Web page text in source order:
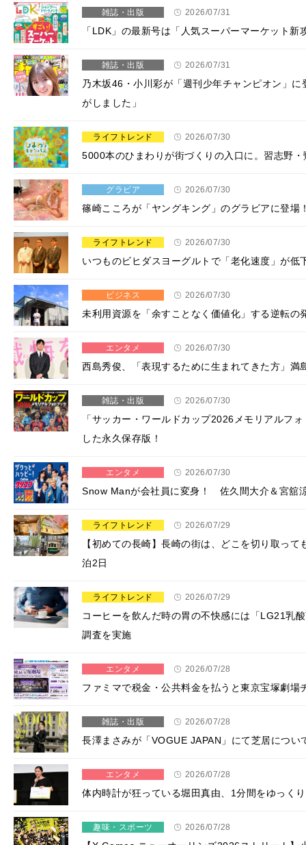
雑誌・出版 2026/07/31
「LDK」の最新号は「人気スーパーマーケット
雑誌・出版 2026/07/31
乃木坂46・小川彩が「週刊少年チャンピオン」
がしました」
ライフトレンド 2026/07/30
5000本のひまわりが街づくりの入口に。習志野
グラビア 2026/07/30
篠崎こころが「ヤングキング」のグラビアに登
ライフトレンド 2026/07/30
いつものビヒダスヨーグルトで「老化速度」が
ビジネス 2026/07/30
未利用資源を「余すことなく価値化」する逆転
エンタメ 2026/07/30
西島秀俊、「表現するために生まれてきた方」満
雑誌・出版 2026/07/30
「サッカー・ワールドカップ2026メモリアルフ
した永久保存版！
エンタメ 2026/07/30
Snow Manが会社員に変身！ 佐久間大介＆宮舘
ライフトレンド 2026/07/29
【初めての長崎】長崎の街は、どこを切り取っ
泊2日
ライフトレンド 2026/07/29
コーヒーを飲んだ時の胃の不快感には「LG21乳
調査を実施
エンタメ 2026/07/28
ファミマで税金・公共料金を払うと東京宝塚劇
雑誌・出版 2026/07/28
長澤まさみが「VOGUE JAPAN」にて芝居につ
エンタメ 2026/07/28
体内時計が狂っている堀田真由、1分間をゆっく
趣味・スポーツ 2026/07/28